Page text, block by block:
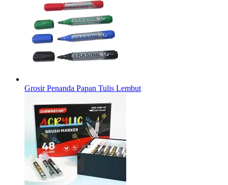
Grosir Penanda Papan Tulis Lembut